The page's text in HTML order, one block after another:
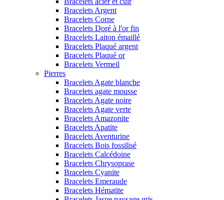
Bracelets Argent
Bracelets Corne
Bracelets Doré à l'or fin
Bracelets Laiton émaillé
Bracelets Plaqué argent
Bracelets Plaqué or
Bracelets Vermeil
Pierres
Bracelets Agate blanche
Bracelets agate mousse
Bracelets Agate noire
Bracelets Agate verte
Bracelets Amazonite
Bracelets Apatite
Bracelets Aventurine
Bracelets Bois fossilisé
Bracelets Calcédoine
Bracelets Chrysoprase
Bracelets Cyanite
Bracelets Emeraude
Bracelets Hématite